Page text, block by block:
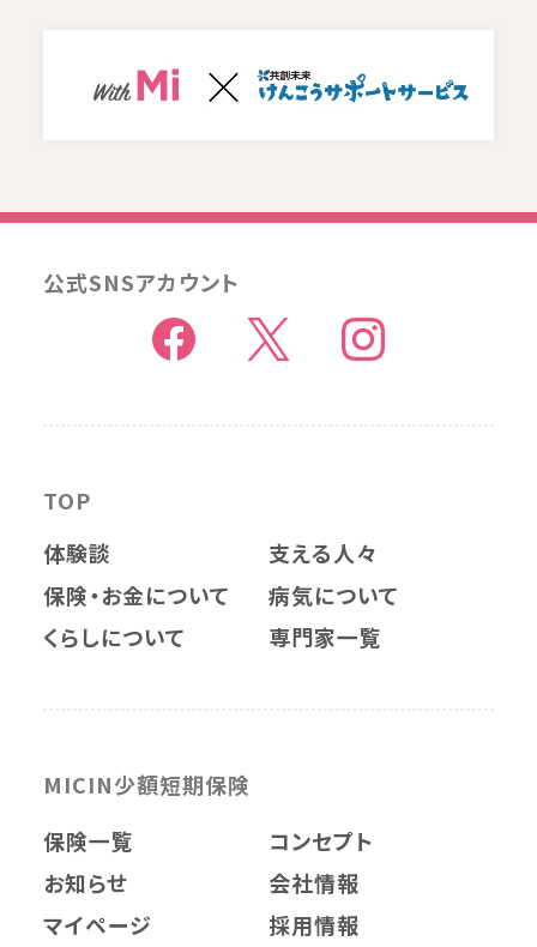
公式SNSアカウント
TOP
体験談
支える人々
保険・お金について
病気について
くらしについて
専門家一覧
MICIN少額短期保険
保険一覧
お知らせ
マイページ
コンセプト
会社情報
採用情報